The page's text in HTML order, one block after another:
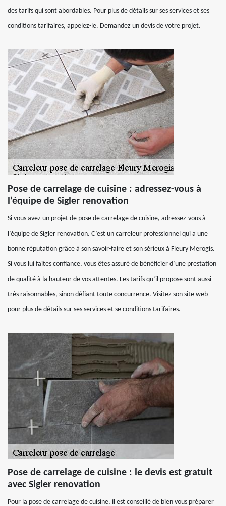
des tarifs qui sont abordables. Pour plus de détails sur ses services et ses
conditions tarifaires, appelez-le. Demandez un devis de votre projet.
Pose de carrelage de cuisine : adressez-vous à
l’équipe de Sigler renovation
Si vous avez un projet de pose de carrelage de cuisine, adressez-vous à
l’équipe de Sigler renovation. C’est un carreleur professionnel qui a une
bonne réputation grâce à son savoir-faire et son sérieux à Fleury Merogis.
Si vous lui faites confiance, vous êtes assuré de bénéficier d’une prestation
de qualité à la hauteur de vos attentes. Les tarifs qu’il propose sont aussi
très raisonnables, sinon défiant toute concurrence. Visitez son site web
pour plus de détails sur ses services et se conditions tarifaires.
Pose de carrelage de cuisine : le devis est gratuit
avec Sigler renovation
Pour la pose de carrelage de cuisine, il est conseillé de bien vous préparer